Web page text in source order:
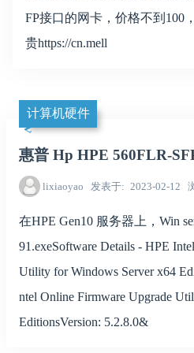
FP接口的网卡，价格不到100
贵https://cn.mell
计算机硬件
惠普 Hp HPE 560FLR-
lixiaoyao 发表于 2023-02-12
在HPE Gen10 服务器上，Win
91.exeSoftware Details - HPE
Utility for Windows Server x64
ntel Online Firmware Upgrade
EditionsVersion: 5.2.8.0&